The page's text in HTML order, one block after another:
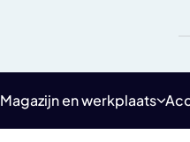
Magazijn en werkplaats